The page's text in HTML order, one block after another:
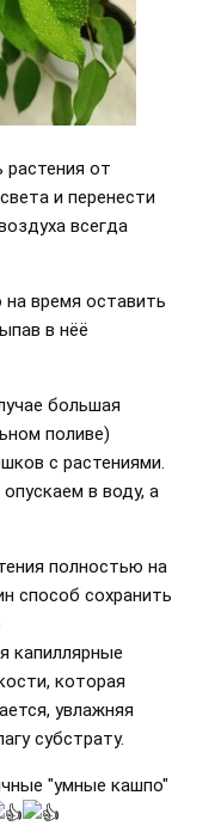
от
и перенести
всегда
время оставить
в нёё
большая
поливе)
с растениями.
в воду, а
полностью на
способ сохранить
капиллярные
которая
увлажняя
субстрату.
"умные кашпо"